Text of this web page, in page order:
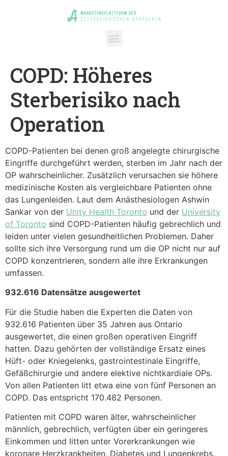
COPD: Höheres
Sterberisiko nach
Operation
COPD-Patienten bei denen groß angelegte chirurgische
Eingriffe durchgeführt werden, sterben im Jahr nach der
OP wahrscheinlicher. Zusätzlich verursachen sie höhere
medizinische Kosten als vergleichbare Patienten ohne
das Lungenleiden. Laut dem Anästhesiologen Ashwin
Sankar von der Unity Health Toronto und der University
of Toronto sind COPD-Patienten häufig gebrechlich und
leiden unter vielen gesundheitlichen Problemen. Daher
sollte sich ihre Versorgung rund um die OP nicht nur auf
COPD konzentrieren, sondern alle ihre Erkrankungen
umfassen.
932.616 Datensätze ausgewertet
Für die Studie haben die Experten die Daten von
932.616 Patienten über 35 Jahren aus Ontario
ausgewertet, die einen großen operativen Eingriff
hatten. Dazu gehörten der vollständige Ersatz eines
Hüft- oder Kniegelenks, gastrointestinale Eingriffe,
Gefäßchirurgie und andere elektive nichtkardiale OPs.
Von allen Patienten litt etwa eine von fünf Personen an
COPD. Das entspricht 170.482 Personen.
Patienten mit COPD waren älter, wahrscheinlicher
männlich, gebrechlich, verfügten über ein geringeres
Einkommen und litten unter Vorerkrankungen wie
koronare Herzkrankheiten, Diabetes und Lungenkrebs.